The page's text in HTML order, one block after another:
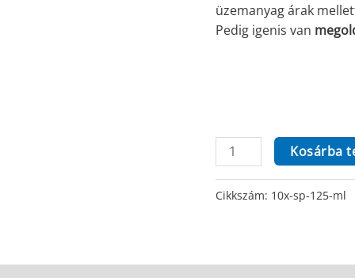
üzemanyag árak
Pedig igenis van
10X
SP
125
ml
Kosárba
Cikkszám: 10x-sp-125-ml